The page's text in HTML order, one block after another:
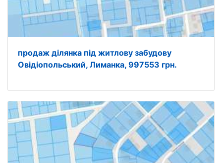
продаж ділянка під житлову забудову
Овідіопольський, Лиманка, 997553 грн.